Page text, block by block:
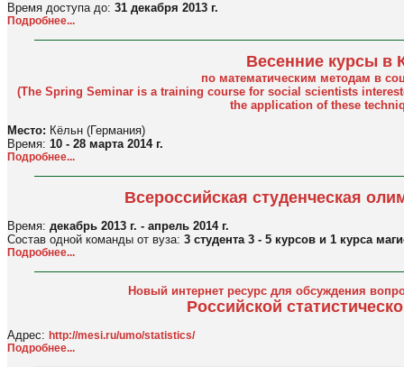
Время доступа до: 31 декабря 2013 г.
Подробнее...
Весенние курсы в
по математическим методам в
(The Spring Seminar is a training course for social scientists
the application of these
Место: Кёльн (Германия)
Время: 10 - 28 марта 2014 г.
Подробнее...
Всероссийская студенческая
Время: декабрь 2013 г. - апрель 2014 г.
Состав одной команды от вуза: 3 студента 3 - 5 курсов и 1 курса
Подробнее...
Новый интернет ресурс для обсуждения
Российской
Адрес: http://mesi.ru/umo/statistics/
Подробнее...